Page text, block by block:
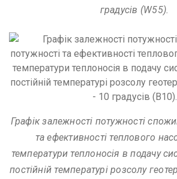
градусів (W55).
Графік залежності потужності
та ефективності теплового
температури теплоносія в подачу
постійній температурі розсолу